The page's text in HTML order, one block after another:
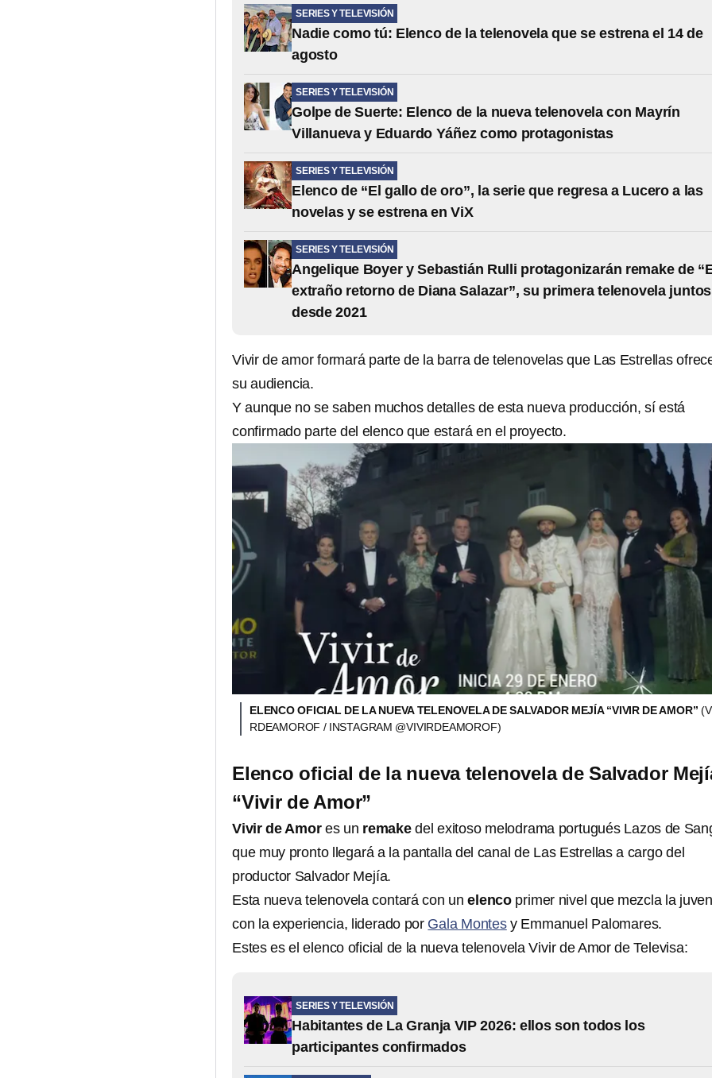
SERIES Y TELEVISIÓN
Nadie como tú: Elenco de la telenovela que se estrena el 14 de
agosto
SERIES Y TELEVISIÓN
Golpe de Suerte: Elenco de la nueva telenovela con Mayrín
Villanueva y Eduardo Yáñez como protagonistas
SERIES Y TELEVISIÓN
Elenco de “El gallo de oro”, la serie que regresa a Lucero a las
novelas y se estrena en ViX
SERIES Y TELEVISIÓN
Angelique Boyer y Sebastián Rulli protagonizarán remake de
extraño retorno de Diana Salazar”, su primera telenovela juntos
desde 2021
Vivir de amor formará parte de la barra de telenovelas que Las Estrellas
su audiencia.
Y aunque no se saben muchos detalles de esta nueva producción, sí está
confirmado parte del elenco que estará en el proyecto.
ELENCO OFICIAL DE LA NUEVA TELENOVELA DE SALVADOR MEJÍA “VIVIR DE AMOR”
RDEAMOROF / INSTAGRAM @VIVIRDEAMOROF)
Elenco oficial de la nueva telenovela de Salvador
“Vivir de Amor”
Vivir de Amores un remakedel exitoso melodrama portugués Lazos de
que muy pronto llegará a la pantalla del canal de Las Estrellas a cargo del
productor Salvador Mejía.
Esta nueva telenovela contará con unelenco primer nivel que mezcla la
con la experiencia, liderado por Gala Montesy Emmanuel Palomares.
Estes es el elenco oficial de la nueva telenovela Vivir de Amor de Televisa:
SERIES Y TELEVISIÓN
Habitantes de La Granja VIP 2026: ellos son todos los
participantes confirmados